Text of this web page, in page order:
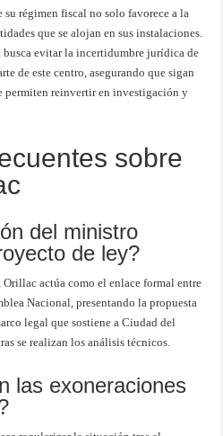
régimen fiscal no solo favorece a la
que se alojan en sus instalaciones.
evitar la incertidumbre jurídica de
de este centro, asegurando que sigan
permiten reinvertir en investigación y
sobre
del ministro
de ley?
actúa como el enlace formal entre
Nacional, presentando la propuesta
legal que sostiene a Ciudad del
se realizan los análisis técnicos.
las exoneraciones